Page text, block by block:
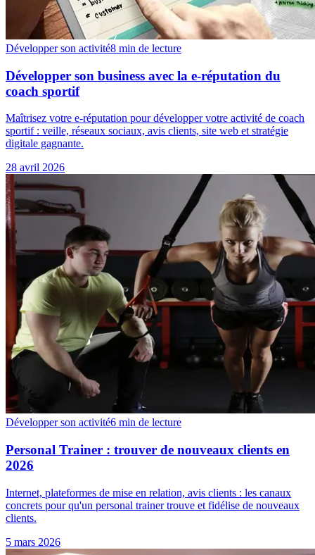
Développer son activité8 min de lecture
Développer son business avec la e-réputation du
coach sportif
Maîtrisez votre e-réputation pour développer votre activité de coach
sportif : veille, réseaux sociaux, avis clients, site web et stratégie
digitale gagnante.
28 avril 2026
Développer son activité6 min de lecture
Personal Trainer : trouver de nouveaux clients en
2026
Internet, plateformes de mise en relation, avis clients : les canaux
concrets pour qu'un personal trainer trouve et fidélise de nouveaux
clients.
5 mars 2026